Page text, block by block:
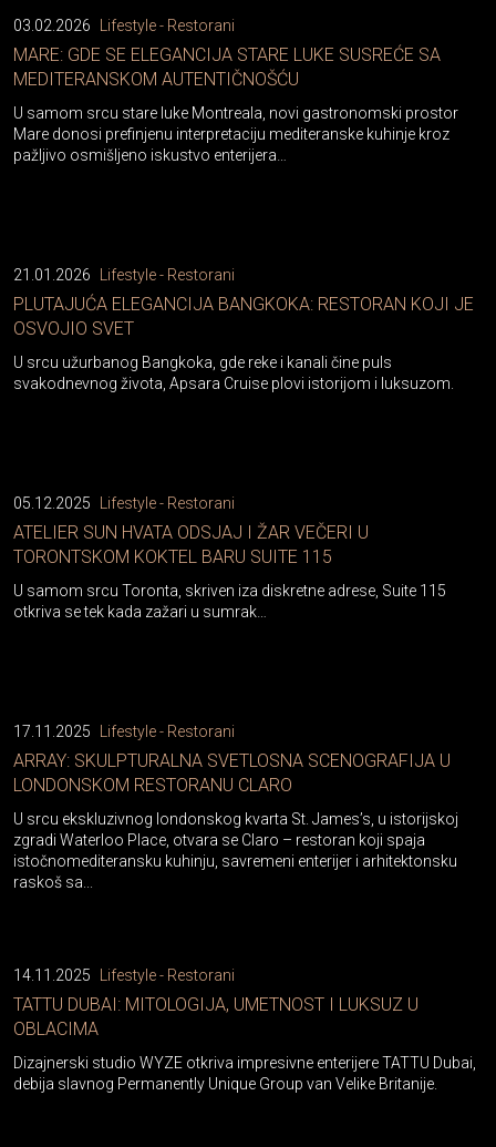
03.02.2026 Lifestyle - Restorani
MARE: GDE SE ELEGANCIJA STARE LUKE SUSREĆE SA
MEDITERANSKOM AUTENTIČNOŠĆU
U samom srcu stare luke Montreala, novi gastronomski prostor
Mare donosi prefinjenu interpretaciju mediteranske kuhinje kroz
pažljivo osmišljeno iskustvo enterijera…
21.01.2026 Lifestyle - Restorani
PLUTAJUĆA ELEGANCIJA BANGKOKA: RESTORAN KOJI JE
OSVOJIO SVET
U srcu užurbanog Bangkoka, gde reke i kanali čine puls
svakodnevnog života, Apsara Cruise plovi istorijom i luksuzom.
05.12.2025 Lifestyle - Restorani
ATELIER SUN HVATA ODSJAJ I ŽAR VEČERI U
TORONTSKOM KOKTEL BARU SUITE 115
U samom srcu Toronta, skriven iza diskretne adrese, Suite 115
otkriva se tek kada zažari u sumrak…
17.11.2025 Lifestyle - Restorani
ARRAY: SKULPTURALNA SVETLOSNA SCENOGRAFIJA U
LONDONSKOM RESTORANU CLARO
U srcu ekskluzivnog londonskog kvarta St. James’s, u istorijskoj
zgradi Waterloo Place, otvara se Claro – restoran koji spaja
istočnomediteransku kuhinju, savremeni enterijer i arhitektonsku
raskoš sa...
14.11.2025 Lifestyle - Restorani
TATTU DUBAI: MITOLOGIJA, UMETNOST I LUKSUZ U
OBLACIMA
Dizajnerski studio WYZE otkriva impresivne enterijere TATTU Dubai,
debija slavnog Permanently Unique Group van Velike Britanije.